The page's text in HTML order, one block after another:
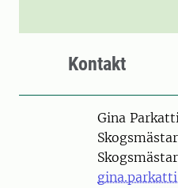
Kontakt
PersonGina